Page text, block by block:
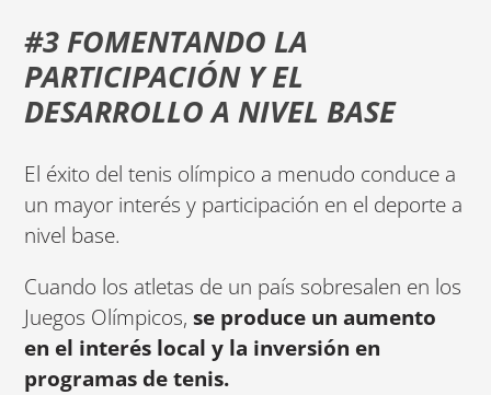
#3 FOMENTANDO LA
PARTICIPACIÓN Y EL
DESARROLLO A NIVEL BASE
El éxito del tenis olímpico a menudo conduce a
un mayor interés y participación en el deporte a
nivel base.
Cuando los atletas de un país sobresalen en los
Juegos Olímpicos, se produce un aumento
en el interés local y la inversión en
programas de tenis.